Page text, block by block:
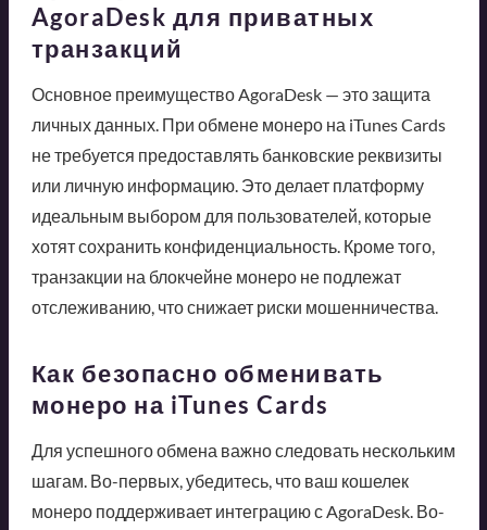
AgoraDesk для приватных
транзакций
Основное преимущество AgoraDesk — это защита
личных данных. При обмене монеро на iTunes Cards
не требуется предоставлять банковские реквизиты
или личную информацию. Это делает платформу
идеальным выбором для пользователей, которые
хотят сохранить конфиденциальность. Кроме того,
транзакции на блокчейне монеро не подлежат
отслеживанию, что снижает риски мошенничества.
Как безопасно обменивать
монеро на iTunes Cards
Для успешного обмена важно следовать нескольким
шагам. Во-первых, убедитесь, что ваш кошелек
монеро поддерживает интеграцию с AgoraDesk. Во-